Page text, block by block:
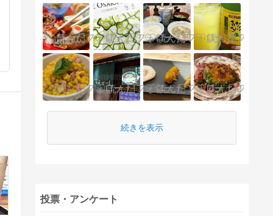
続きを表示
投票・アンケート